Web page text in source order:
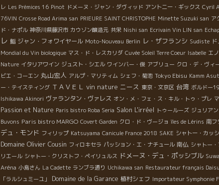
レ Les Prémices 16 Pinot ドメーヌ・ジャン・ダヴィッド アントニー・ギックス Cyril
76VIN Crosse Road Arima san PRIEURE SAINT CHRISTOPHE Minette Suzuki san ア
ド・ナポル 神奈川県藤沢市 カウゾン醸造元 共栄 Nishi san Ecrivain Vin LIN san
レ 鮨 ジャン・フォワイヤール Moto-Nouveau Berlin レ・ザフランシ Sudiste
Mondial du Vin biologique マス・ド・レスカリダ Cuvée Soleil Terre Coeur Isabelle エ
Nature イタリアワイン ジュスト・シエル ワインバー・俊 アブリュー クロ・デ・ヴィ
ビエ・コーエン 丸山宏人 アルプ・マリティム シェフ・菊池 Tokyo Ebisu Kamm
ー・テイスティング ＴＡＶＥＬ vin nature ニース 東京・文京区 台湾 ボルドー
Ishikawa Akinori ヴァランタン・ヴァレス オン・メ・フェ・ス・キル・トゥ・プレ
Passion et Nature Paris bistro Roba Seria Salon L'irréel トゥールーズ ジュリア
Buvons Paris bistro MARGO Covert Garden クロ・ド・ヴージョ îles de Lérins 南フ
デュ・モンド フィリップ Katsuyama Canicule France 2018 SAKE シャトー・カッ
Domaine Olivier Cousin フィロキセラ パッション・エ・ナチュール 南仏 シャトー
リエール シャトー・クリストフ・ペイリュルス ドメーヌ・デュ・ポッシブル Suwa
Aréna 小島さん La Cadette ランブラ通り Uchikawa san Restaurateur français
「ラルシュミーユ」
Domaine de la Garance 植村シェフ Importateur Symphonie